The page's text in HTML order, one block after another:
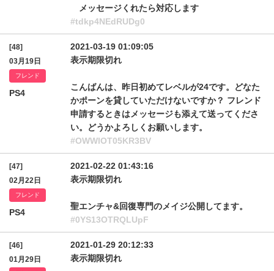
メッセージくれたら対応します
#tdkp4NEdRUDg0
[48]
03月19日
フレンド
PS4
2021-03-19 01:09:05
表示期限切れ
こんばんは、昨日初めてレベルが24です。どなた
かポーンを貸していただけないですか？ フレンド
申請するときはメッセージも添えて送ってくださ
い。どうかよろしくお願いします。
#OWWlOT05KR3BV
[47]
02月22日
フレンド
PS4
2021-02-22 01:43:16
表示期限切れ
聖エンチャ&回復専門のメイジ公開してます。
#0YS13OTRQLUpF
[46]
01月29日
2021-01-29 20:12:33
表示期限切れ